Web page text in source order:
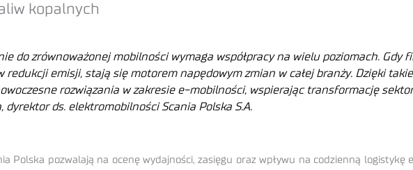
kopalnych
do zrównoważonej mobilności wymaga współpracy na wielu poziomach. Gdy
emisji, stają się motorem napędowym zmian w całej branży. Dzięki
rozwiązania w zakresie e-mobilności, wspierając transformację
dyrektor ds. elektromobilności Scania Polska S.A.
Polska pozwalają na ocenę wydajności, zasięgu oraz wpływu na codzienną